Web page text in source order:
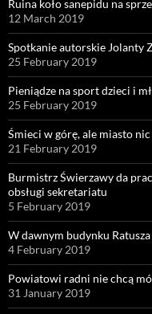
Ruina koło sanepidu na
12 March 2019
Spotkanie autorskie Jolanty
25 February 2019
Pieniądze na sport dzieci i
25 February 2019
Śmieci w górę, ale miasto
21 February 2019
Burmistrz Świerzawy da
obsługi sekretariatu
5 February 2019
W dawnym budynku
4 February 2019
Powiatowi radni nie chcą
31 January 2019